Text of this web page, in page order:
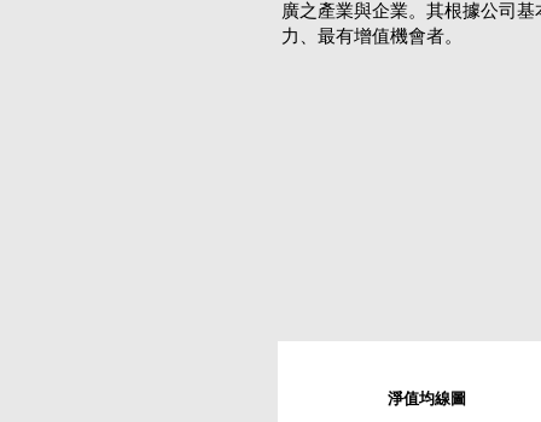
廣之產業與企業。其根據公司
力、最有增值機會者。
淨值均線圖